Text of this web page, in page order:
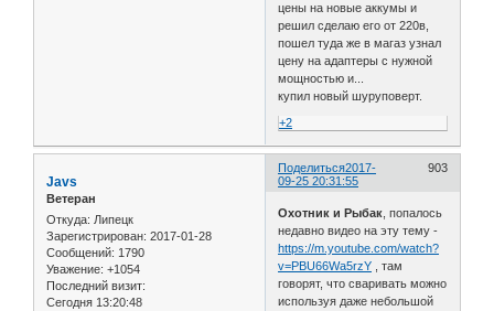
цены на новые аккумы и
решил сделаю его от 220в,
пошел туда же в магаз узнал
цену на адаптеры с нужной
мощностью и...
купил новый шуруповерт.
+2
Поделиться 903
2017-
09-25 20:31:55
Javs
Ветеран
Откуда: Липецк
Зарегистрирован: 2017-01-28
Сообщений: 1790
Уважение: +1054
Последний визит:
Сегодня 13:20:48
Охотник и Рыбак, попалось
недавно видео на эту тему -
https://m.youtube.com/watch?
v=PBU66Wa5rzY , там
говорят, что сваривать можно
используя даже небольшой